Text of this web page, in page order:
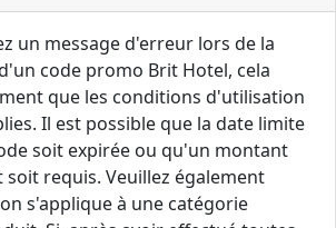
un message d'erreur lors de la
code promo Brit Hotel, cela
que les conditions d'utilisation
Il est possible que la date limite
soit expirée ou qu'un montant
requis. Veuillez également
s'applique à une catégorie